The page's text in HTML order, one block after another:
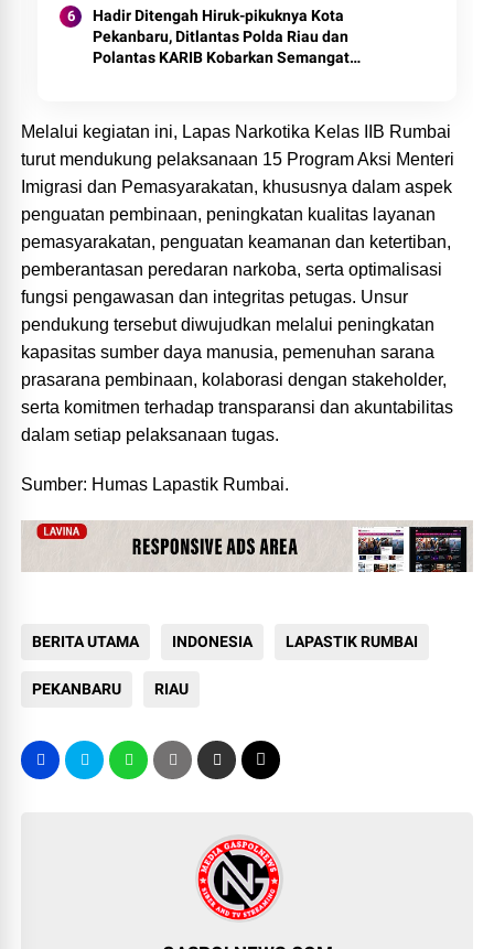
Hadir Ditengah Hiruk-pikuknya Kota
Pekanbaru, Ditlantas Polda Riau dan
Polantas KARIB Kobarkan Semangat
Melalui kegiatan ini, Lapas Narkotika Kelas IIB Rumbai
turut mendukung pelaksanaan 15 Program Aksi Menteri
Imigrasi dan Pemasyarakatan, khususnya dalam aspek
penguatan pembinaan, peningkatan kualitas layanan
pemasyarakatan, penguatan keamanan dan ketertiban,
pemberantasan peredaran narkoba, serta optimalisasi
fungsi pengawasan dan integritas petugas. Unsur
pendukung tersebut diwujudkan melalui peningkatan
kapasitas sumber daya manusia, pemenuhan sarana
prasarana pembinaan, kolaborasi dengan stakeholder,
serta komitmen terhadap transparansi dan akuntabilitas
dalam setiap pelaksanaan tugas.
Sumber: Humas Lapastik Rumbai.
BERITA UTAMA INDONESIA LAPASTIK RUMBAI
PEKANBARU RIAU